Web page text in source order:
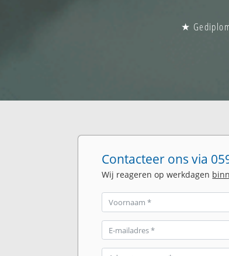
★
Contacteer ons via
Wij reageren op werkdagen